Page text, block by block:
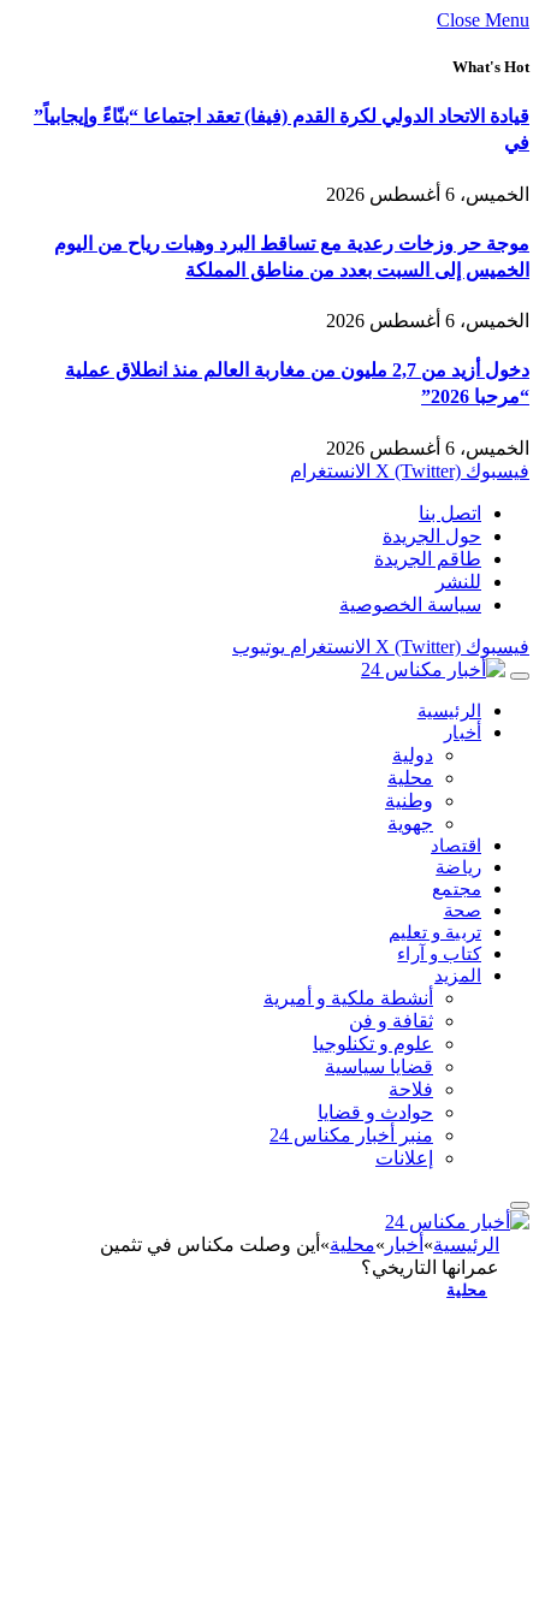
Close Menu
What's Hot
قيادة الاتحاد الدولي لكرة القدم (فيفا) تعقد اجتماعا “بنّاءً وإيجابياً”
في
الخميس، 6 أغسطس 2026
موجة حر وزخات رعدية مع تساقط البرد وهبات رياح من اليوم
الخميس إلى السبت بعدد من مناطق المملكة
الخميس، 6 أغسطس 2026
دخول أزيد من 2,7 مليون من مغاربة العالم منذ انطلاق عملية
“مرحبا 2026”
الخميس، 6 أغسطس 2026
فيسبوك X (Twitter) الانستغرام
اتصل بنا
حول الجريدة
طاقم الجريدة
للنشر
سياسة الخصوصية
فيسبوك X (Twitter) الانستغرام يوتيوب
الرئيسية
أخبار
دولية
محلية
وطنية
جهوية
اقتصاد
رياضة
مجتمع
صحة
تربية و تعليم
كتاب و آراء
المزيد
أنشطة ملكية و أميرية
ثقافة و فن
علوم و تكنلوجيا
قضايا سياسية
فلاحة
حوادث و قضايا
منبر أخبار مكناس 24
إعلانات
الرئيسية» أخبار »محلية» أين وصلت مكناس في تثمين
عمرانها التاريخي؟
محلية